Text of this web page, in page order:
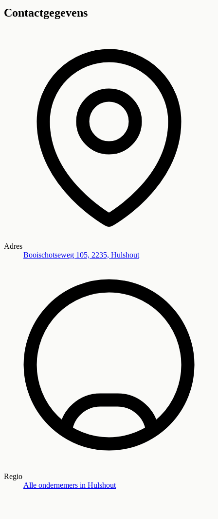
−
Contactgegevens
Adres
Booischotseweg 105, 2235, Hulshout
Regio
Alle ondernemers in Hulshout